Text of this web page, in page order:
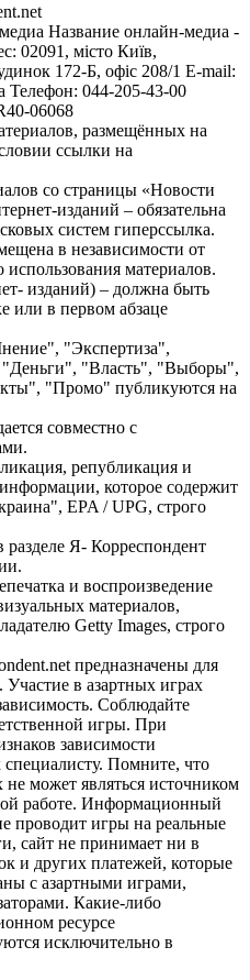
Название онлайн-медиа -
02091, місто Київ,
172-Б, офіс 208/1 E-mail:
Телефон: 044-205-43-00
06068
размещённых на
ссылки на
со страницы «Новости
изданий – обязательна
систем гиперссылка.
в независимости от
материалов.
изданий) – должна быть
или в первом абзаце
"Экспертиза",
"Власть", "Выборы",
"Промо" публикуются на
совместно с
републикация и
которое содержит
EPA / UPG, строго
Я- Корреспондент
и воспроизведение
материалов,
Getty Images, строго
предназначены для
в азартных играх
Соблюдайте
игры. При
зависимости
специалисту. Помните, что
не может являться источником
работе. Информационный
проводит игры на реальные
сайт не принимает ни в
и других платежей, которые
с азартными играми,
Какие-либо
ресурсе
исключительно в